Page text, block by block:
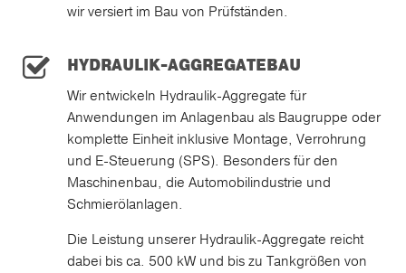
wir versiert im Bau von Prüfständen.
HYDRAULIK-AGGREGATEBAU
Wir entwickeln Hydraulik-Aggregate für
Anwendungen im Anlagenbau als Baugruppe oder
komplette Einheit inklusive Montage, Verrohrung
und E-Steuerung (SPS). Besonders für den
Maschinenbau, die Automobilindustrie und
Schmierölanlagen.
Die Leistung unserer Hydraulik-Aggregate reicht
dabei bis ca. 500 kW und bis zu Tankgrößen von